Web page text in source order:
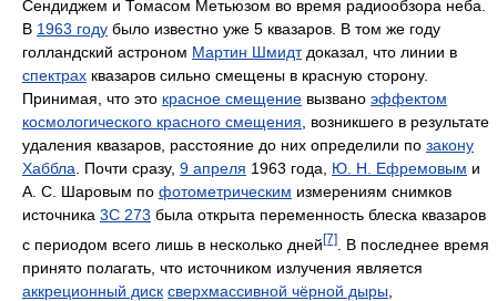
Сендиджем и Томасом Метьюзом во время радиообзора неба.
В 1963 году было известно уже 5 квазаров. В том же году
голландский астроном Мартин Шмидтдоказал, что линии в
спектрах квазаров сильно смещены в красную сторону.
Принимая, что это красное смещение вызвано эффектом
космологического красного смещения , возникшего в результате
удаления квазаров, расстояние до них определили по закону
Хаббла . Почти сразу, 9 апреля 1963 года, Ю. Н. Ефремовым и
А. С. Шаровым по фотометрическим измерениям снимков
источника 3C 273 была открыта переменность блеска квазаров
с периодом всего лишь в несколько дней[7]
. В последнее время
принято полагать, что источником излучения является
аккреционный диск сверхмассивной чёрной дыры